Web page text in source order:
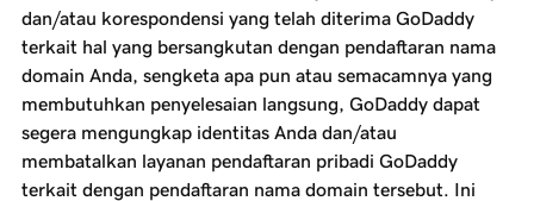
dan/atau korespondensi yang telah diterima GoDaddy
terkait hal yang bersangkutan dengan pendaftaran nama
domain Anda, sengketa apa pun atau semacamnya yang
membutuhkan penyelesaian langsung, GoDaddy dapat
segera mengungkap identitas Anda dan/atau
membatalkan layanan pendaftaran pribadi GoDaddy
terkait dengan pendaftaran nama domain tersebut. Ini